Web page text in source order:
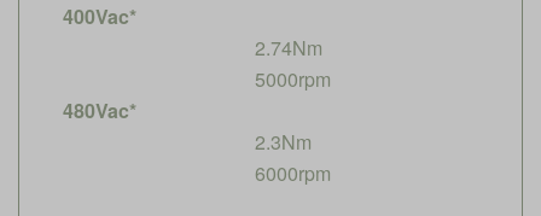
400Vac*
2.74Nm
5000rpm
480Vac*
2.3Nm
6000rpm